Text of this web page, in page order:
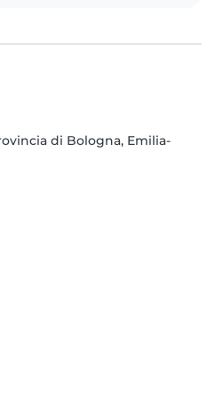
di Bologna, Emilia-